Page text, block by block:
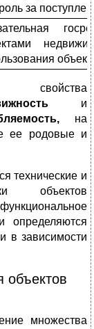
за
свойства
и
на
ее родовые и
технические и
объектов
определяются
в зависимости
объектов
множества